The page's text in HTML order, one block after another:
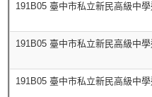
191B05 臺中市私立新民高級中
191B05 臺中市私立新民高級中
191B05 臺中市私立新民高級中